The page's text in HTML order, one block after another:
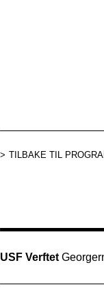
TILBAKE TIL
USF Verftet